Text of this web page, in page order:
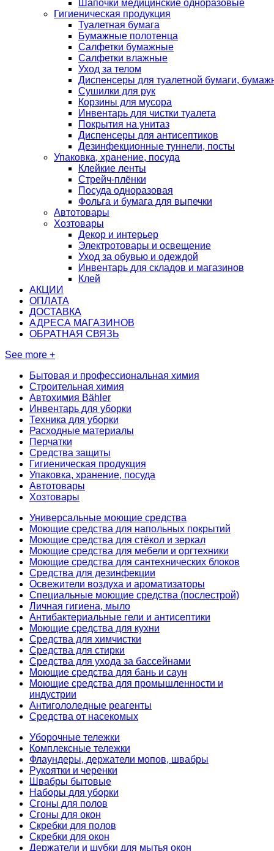
Шапочки медицинские одноразовые
Гигиеническая продукция
Туалетная бумага
Бумажные полотенца
Салфетки бумажные
Салфетки влажные
Уход за телом
Диспенсеры для туалетной бумаги,
Сушилки для рук
Корзины для мусора
Инвентарь для чистки туалета
Покрытия на унитаз
Диспенсеры для антисептиков
Дезинфекционные туннели, посты
Упаковка, хранение, посуда
Клейкие ленты
Стрейч-плёнки
Посуда одноразовая
Фольга и бумага для выпечки
Автотовары
Хозтовары
Декор и интерьер
Электротовары и освещение
Уход за обувью и одеждой
Инвентарь для складов и магазинов
Клей
АКЦИИ
ОПЛАТА
ДОСТАВКА
АДРЕСА МАГАЗИНОВ
ОБРАТНАЯ СВЯЗЬ
See more +
Бытовая и профессиональная химия
Строительная химия
Автохимия Bähler
Инвентарь для уборки
Техника для уборки
Расходные материалы
Перчатки
Средства защиты
Гигиеническая продукция
Упаковка, хранение, посуда
Автотовары
Хозтовары
Универсальные моющие средства
Моющие средства для напольных покрытий
Моющие средства для стёкол и зеркал
Моющие средства для мебели и оргтехники
Моющие средства для сантехнических блоков
Средства для дезинфекции
Освежители воздуха и ароматизаторы
Специальные моющие средства (послестрой)
Личная гигиена, мыло
Антибактериальные гели и антисептики
Моющие средства для кухни
Средства для химчистки
Средства для стирки
Средства для ухода за бассейнами
Моющие средства для бань и саун
Моющие средства для промышленности и
индустрии
Антигололедные реагенты
Средства от насекомых
Уборочные тележки
Комплексные тележки
Флаундеры, держатели мопов, швабры
Рукоятки и черенки
Швабры бытовые
Наборы для уборки
Сгоны для полов
Сгоны для окон
Скребки для полов
Скребки для окон
Держатели и шубки для мытья окон